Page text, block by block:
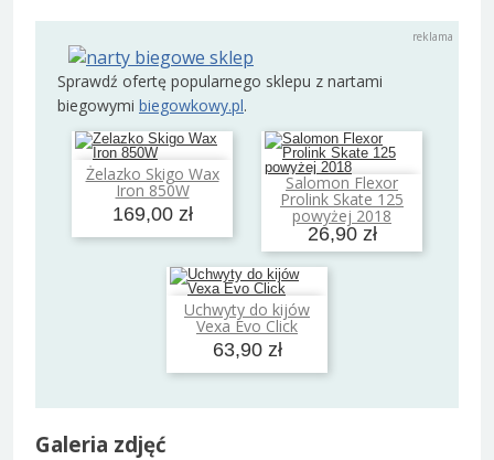
Sprawdź ofertę popularnego sklepu z nartami
biegowymi biegowkowy.pl.
Żelazko Skigo Wax
Iron 850W
169,00 zł
Dodaj do koszyka Salomon Flexor
Prolink Skate 125
powyżej 2018
26,90 zł
Dodaj do koszyka
Uchwyty do kijów
Vexa Evo Click
63,90 zł
Dodaj do koszyka
Galeria zdjęć